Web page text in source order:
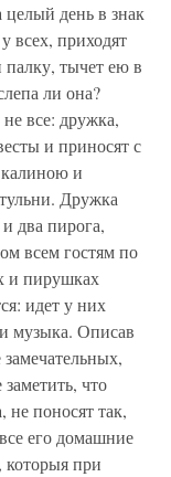
день в знак
всех, приходят
палку, тычет ею в
ли она?
все: дружка,
и приносят с
и
Дружка
два пирога,
всем гостям по
и пирушках
идет у них
музыка. Описав
что
поносят так,
его домашние
которыя при